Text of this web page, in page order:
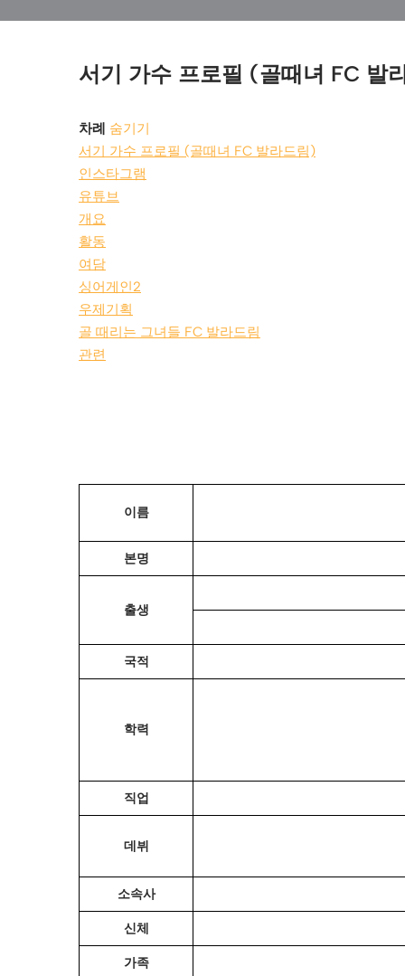
서기 가수 프로필 (골때녀 FC 발
차례 숨기기
서기 가수 프로필 (골때녀 FC 발라드림)
인스타그램
유튜브
개요
활동
여담
싱어게인2
우제기획
골 때리는 그녀들 FC 발라드림
관련
이름
본명
출생
국적
학력
직업
데뷔
소속사
신체
가족